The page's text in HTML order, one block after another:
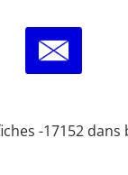
-17152